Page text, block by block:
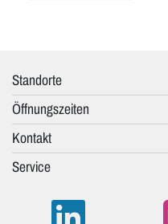
Standorte
Öffnungszeiten
Kontakt
Service